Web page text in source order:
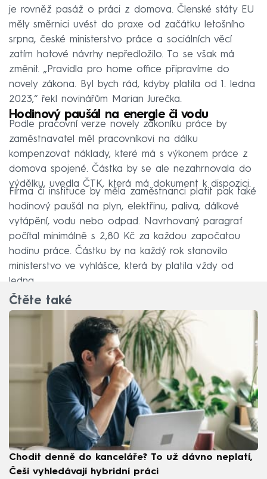
je rovněž pasáž o práci z domova. Členské státy EU
měly směrnici uvést do praxe od začátku letošního
srpna, české ministerstvo práce a sociálních věcí
zatím hotové návrhy nepředložilo. To se však má
změnit. „Pravidla pro home office připravíme do
novely zákona. Byl bych rád, kdyby platila od 1. ledna
2023,“ řekl novinářům Marian Jurečka.
Hodinový paušál na energie či vodu
Podle pracovní verze novely zákoníku práce by
zaměstnavatel měl pracovníkovi na dálku
kompenzovat náklady, které má s výkonem práce z
domova spojené. Částka by se ale nezahrnovala do
výdělku, uvedla ČTK, která má dokument k dispozici.
Firma či instituce by měla zaměstnanci platit pak také
hodinový paušál na plyn, elektřinu, paliva, dálkové
vytápění, vodu nebo odpad. Navrhovaný paragraf
počítal minimálně s 2,80 Kč za každou započatou
hodinu práce. Částku by na každý rok stanovilo
ministerstvo ve vyhlášce, která by platila vždy od
ledna.
Čtěte také
Chodit denně do kanceláře? To už dávno neplatí,
Češi vyhledávají hybridní práci